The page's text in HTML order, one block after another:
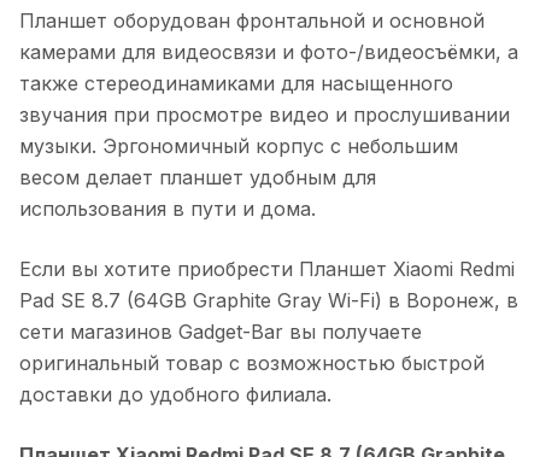
Планшет оборудован фронтальной и основной
камерами для видеосвязи и фото-/видеосъёмки, а
также стереодинамиками для насыщенного
звучания при просмотре видео и прослушивании
музыки. Эргономичный корпус с небольшим
весом делает планшет удобным для
использования в пути и дома.
Если вы хотите приобрести Планшет Xiaomi Redmi
Pad SE 8.7 (64GB Graphite Gray Wi-Fi) в Воронеж, в
сети магазинов Gadget-Bar вы получаете
оригинальный товар с возможностью быстрой
доставки до удобного филиала.